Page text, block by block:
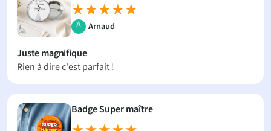
★★★★★
★★★★★
A Arnaud
Juste magnifique
Rien à dire c'est parfait !
Badge Super maître
★★★★★
★★★★★